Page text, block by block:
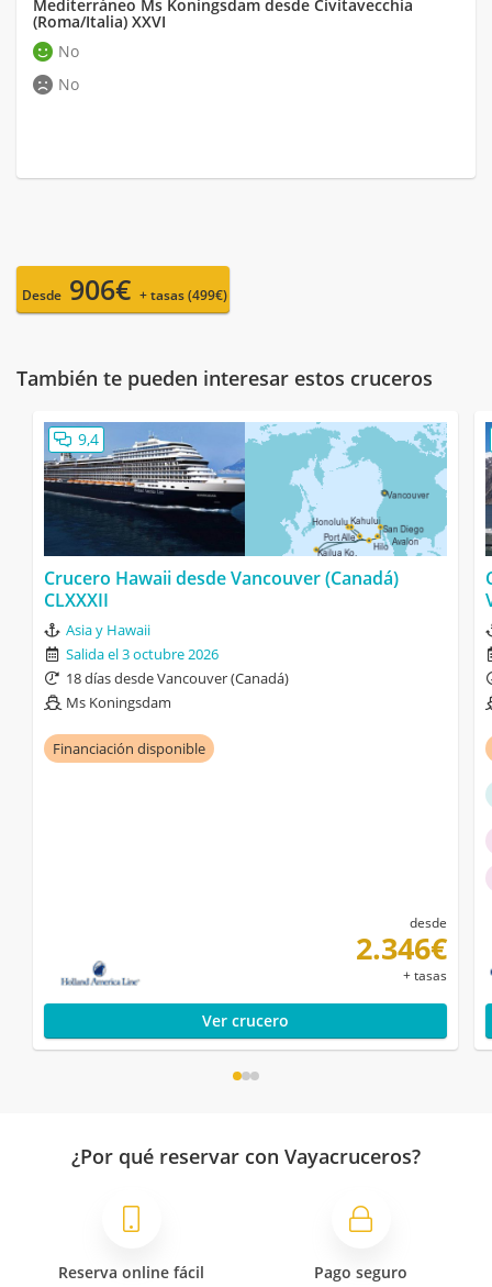
Mediterráneo Ms Koningsdam desde Civitavecchia
(Roma/Italia) XXVI
No
No
Desde 906€ + tasas (499€)
También te pueden interesar estos cruceros
9,4
Crucero Hawaii desde Vancouver (Canadá)
CLXXXII
Asia y Hawaii
Salida el 3 octubre 2026
18 días desde Vancouver (Canadá)
Ms Koningsdam
Financiación disponible
desde
2.346€
+ tasas
Ver crucero
¿Por qué reservar con Vayacruceros?
Reserva online fácil Pago seguro